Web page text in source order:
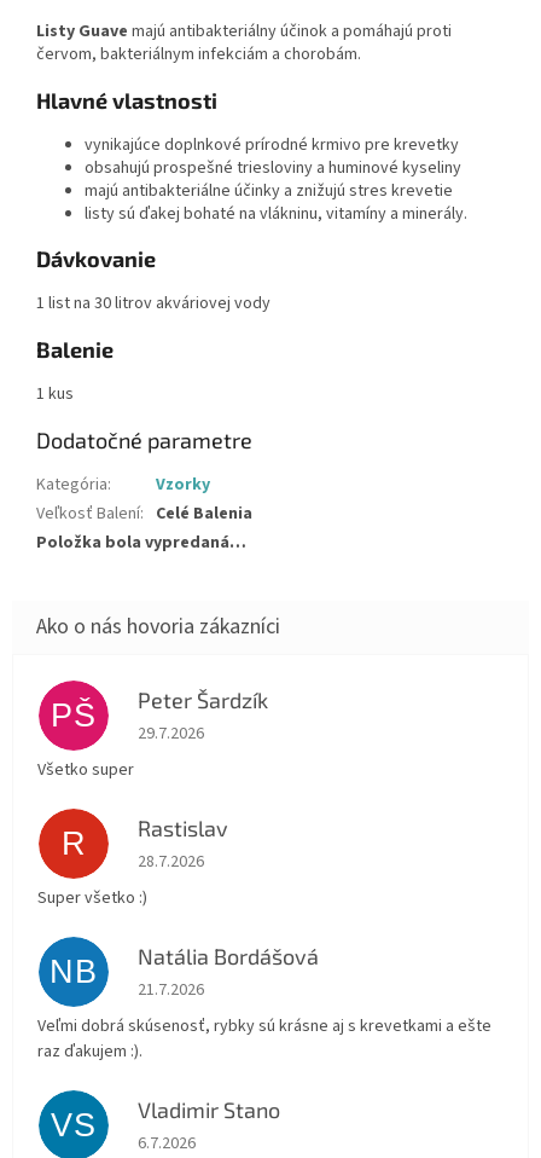
Listy Guave majú antibakteriálny účinok a pomáhajú proti
červom, bakteriálnym infekciám a chorobám.
Hlavné vlastnosti
vynikajúce doplnkové prírodné krmivo pre krevetky
obsahujú prospešné triesloviny a huminové kyseliny
majú antibakteriálne účinky a znižujú stres krevetie
listy sú ďakej bohaté na vlákninu, vitamíny a minerály.
Dávkovanie
1 list na 30 litrov akváriovej vody
Balenie
1 kus
Dodatočné parametre
Kategória:
Vzorky
Veľkosť Balení: Celé Balenia
Položka bola vypredaná…
PŠ Peter Šardzík
Hodnotenie obchodu je 5 z 5 hviezdičiek.
29.7.2026
Všetko super
R Rastislav
Hodnotenie obchodu je 5 z 5 hviezdičiek.
28.7.2026
Super všetko :)
NB Natália Bordášová
Hodnotenie obchodu je 5 z 5 hviezdičiek.
21.7.2026
Veľmi dobrá skúsenosť, rybky sú krásne aj s krevetkami a ešte
raz ďakujem :).
VS Vladimir Stano
Hodnotenie obchodu je 5 z 5 hviezdičiek.
6.7.2026